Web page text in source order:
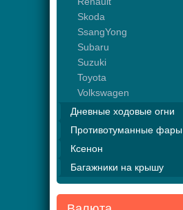
Skoda
SsangYong
Subaru
Suzuki
Toyota
Volkswagen
Дневные ходовые огни
Противотуманные фары
Ксенон
Багажники на крышу